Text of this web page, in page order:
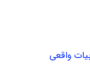
واقعی